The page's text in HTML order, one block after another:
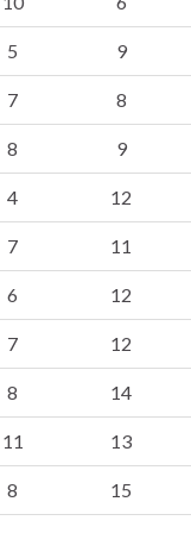
5 9
7 8
8 9
4 12
7 11
6 12
7 12
8 14
11 13
8 15